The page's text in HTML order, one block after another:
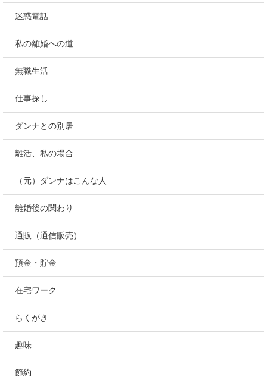
迷惑電話
私の離婚への道
無職生活
仕事探し
ダンナとの別居
離活、私の場合
（元）ダンナはこんな人
離婚後の関わり
通販（通信販売）
預金・貯金
在宅ワーク
らくがき
趣味
節約